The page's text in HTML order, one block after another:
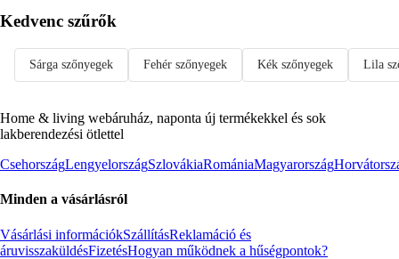
Kedvenc szűrők
Sárga szőnyegek Fehér szőnyegek Kék szőnyegek Lila
Home & living webáruház, naponta új termékekkel és sok
lakberendezési ötlettel
CsehországLengyelországSzlovákiaRomániaMagyarország
Minden a vásárlásról
Vásárlási információkSzállításReklamáció és
áruvisszaküldésFizetésHogyan működnek a hűségpontok?